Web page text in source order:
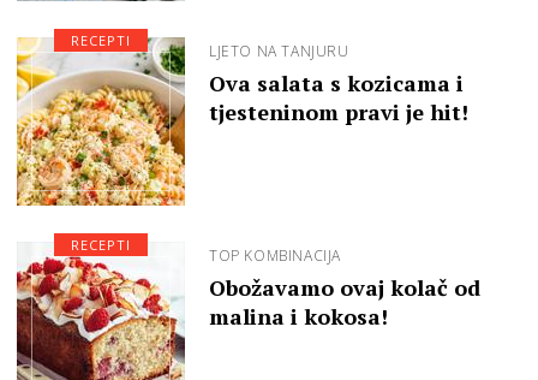
LJETO NA TANJURU
Ova salata s kozicama i
tjesteninom pravi je hit!
RECEPTI
TOP KOMBINACIJA
Obožavamo ovaj kolač od
malina i kokosa!
RECEPTI